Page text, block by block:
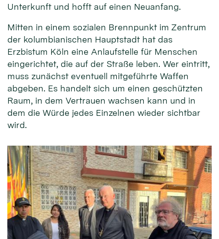
Unterkunft und hofft auf einen Neuanfang.
Mitten in einem sozialen Brennpunkt im Zentrum
der kolumbianischen Hauptstadt hat das
Erzbistum Köln eine Anlaufstelle für Menschen
eingerichtet, die auf der Straße leben. Wer eintritt,
muss zunächst eventuell mitgeführte Waffen
abgeben. Es handelt sich um einen geschützten
Raum, in dem Vertrauen wachsen kann und in
dem die Würde jedes Einzelnen wieder sichtbar
wird.